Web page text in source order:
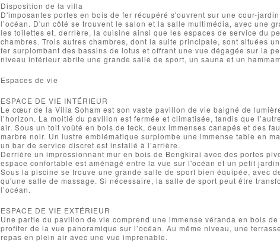
Disposition de la villa
D'imposantes portes en bois de fer récupéré s'ouvrent sur une cour-
l’océan. D'un côté se trouvent le salon et la salle multimédia, avec une
les toilettes et, derrière, la cuisine ainsi que les espaces de service du
chambres. Trois autres chambres, dont la suite principale, sont situées
fer surplombant des bassins de lotus et offrant une vue dégagée sur la
niveau inférieur abrite une grande salle de sport, un sauna et un
Espaces de vie
ESPACE DE VIE INTÉRIEUR
Le cœur de la Villa Soham est son vaste pavillon de vie baigné de
l’horizon. La moitié du pavillon est fermée et climatisée, tandis que
air. Sous un toit voûté en bois de teck, deux immenses canapés et des
marbre noir. Un lustre emblématique surplombe une immense table en
un bar de service discret est installé à l’arrière.
Derrière un impressionnant mur en bois de Bengkirai avec des portes
espace confortable est aménagé entre la vue sur l'océan et un petit
Sous la piscine se trouve une grande salle de sport bien équipée, avec
qu'une salle de massage. Si nécessaire, la salle de sport peut être
l’océan.
ESPACE DE VIE EXTÉRIEUR
Une partie du pavillon de vie comprend une immense véranda en bois
profiter de la vue panoramique sur l’océan. Au même niveau, une
repas en plein air avec une vue imprenable.